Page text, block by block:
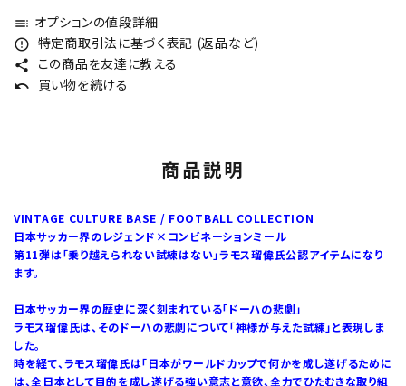
toc オプションの値段詳細
error_outline 特定商取引法に基づく表記 (返品など)
share この商品を友達に教える
undo 買い物を続ける
商品説明
VINTAGE CULTURE BASE / FOOTBALL COLLECTION
日本サッカー界のレジェンド×コンビネーションミール
第11弾は「乗り越えられない試練はない」ラモス瑠偉氏公認アイテムになり
ます。
日本サッカー界の歴史に深く刻まれている「ドーハの悲劇」
ラモス瑠偉氏は、そのドーハの悲劇について「神様が与えた試練」と表現しま
した。
時を経て、ラモス瑠偉氏は「日本がワールドカップで何かを成し遂げるために
は、全日本として目的を成し遂げる強い意志と意欲、全力でひたむきな取り組